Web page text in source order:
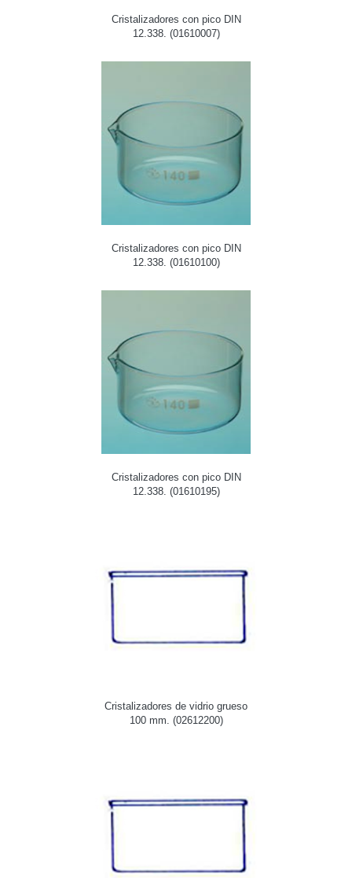
Cristalizadores con pico DIN
12.338. (01610007)
Cristalizadores con pico DIN
12.338. (01610100)
Cristalizadores con pico DIN
12.338. (01610195)
Cristalizadores de vidrio grueso
100 mm. (02612200)